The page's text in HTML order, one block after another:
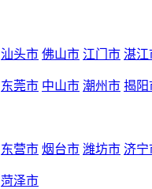
汕头市 佛山市 江门市 湛江
东莞市 中山市 潮州市 揭阳
东营市 烟台市 潍坊市 济宁
菏泽市